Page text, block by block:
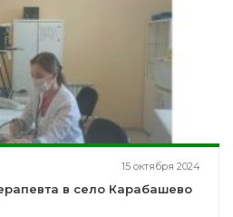
15 октября 2024
в село Карабашево